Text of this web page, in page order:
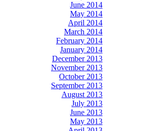
June 2014
May 2014
April 2014
March 2014
February 2014
January 2014
December 2013
November 2013
October 2013
September 2013
August 2013
July 2013
June 2013
May 2013